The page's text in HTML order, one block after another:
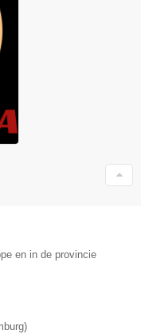
en in de provincie
)